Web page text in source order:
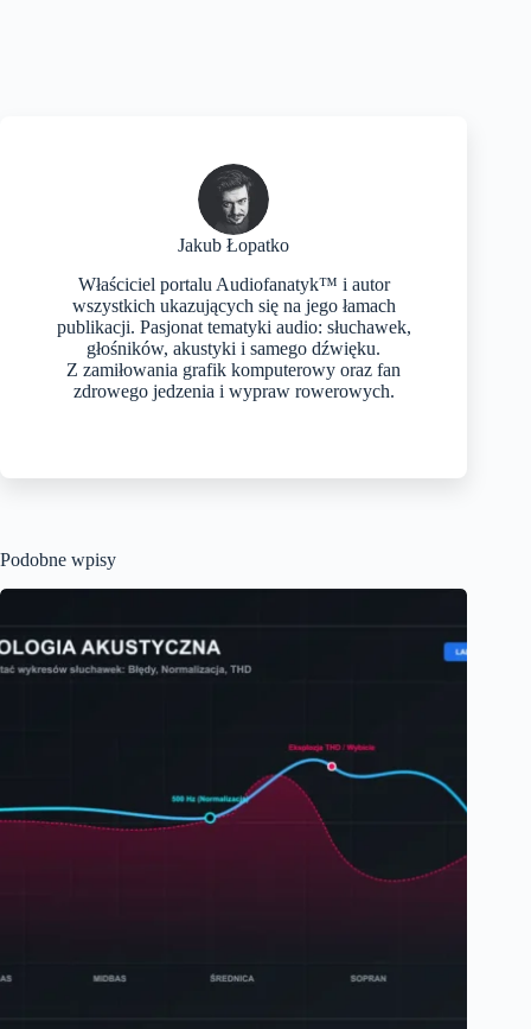
Jakub Łopatko
Właściciel portalu Audiofanatyk™ i autor
wszystkich ukazujących się na jego łamach
publikacji. Pasjonat tematyki audio: słuchawek,
głośników, akustyki i samego dźwięku.
Z zamiłowania grafik komputerowy oraz fan
zdrowego jedzenia i wypraw rowerowych.
Podobne wpisy